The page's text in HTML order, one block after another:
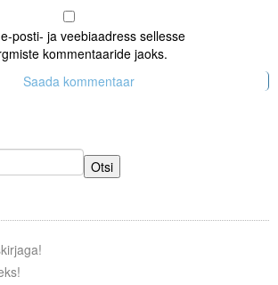
posti- ja veebiaadress sellesse
kommentaaride jaoks.
Otsi